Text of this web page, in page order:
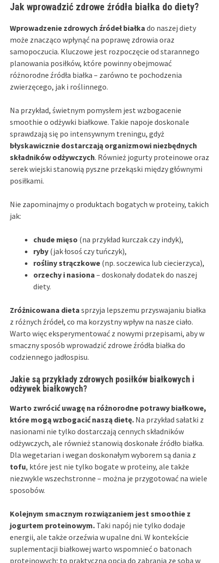
Jak wprowadzić zdrowe źródła białka do diety?
Wprowadzenie zdrowych źródeł białka do naszej diety
może znacząco wpłynąć na poprawę zdrowia oraz
samopoczucia. Kluczowe jest rozpoczęcie od starannego
planowania posiłków, które powinny obejmować
różnorodne źródła białka – zarówno te pochodzenia
zwierzęcego, jak i roślinnego.
Na przykład, świetnym pomysłem jest wzbogacenie
smoothie o odżywki białkowe. Takie napoje doskonale
sprawdzają się po intensywnym treningu, gdyż
błyskawicznie dostarczają organizmowi niezbędnych
składników odżywczych. Również jogurty proteinowe oraz
serek wiejski stanowią pyszne przekąski między głównymi
posiłkami.
Nie zapominajmy o produktach bogatych w proteiny, takich
jak:
chude mięso (na przykład kurczak czy indyk),
ryby (jak łosoś czy tuńczyk),
rośliny strączkowe (np. soczewica lub ciecierzyca),
orzechy i nasiona – doskonały dodatek do naszej
diety.
Zróżnicowana dieta sprzyja lepszemu przyswajaniu białka
z różnych źródeł, co ma korzystny wpływ na nasze ciało.
Warto więc eksperymentować z nowymi przepisami, aby w
smaczny sposób wprowadzić zdrowe źródła białka do
codziennego jadłospisu.
Jakie są przykłady zdrowych posiłków białkowych i
odżywek białkowych?
Warto zwrócić uwagę na różnorodne potrawy białkowe,
które mogą wzbogacić naszą dietę. Na przykład sałatki z
nasionami nie tylko dostarczają cennych składników
odżywczych, ale również stanowią doskonałe źródło białka.
Dla wegetarian i wegan doskonałym wyborem są dania z
tofu, które jest nie tylko bogate w proteiny, ale także
niezwykle wszechstronne – można je przygotować na wiele
sposobów.
Kolejnym smacznym rozwiązaniem jest smoothie z
jogurtem proteinowym. Taki napój nie tylko dodaje
energii, ale także orzeźwia w upalne dni. W kontekście
suplementacji białkowej warto wspomnieć o batonach
proteinowych; to praktyczna opcja do zabrania ze sobą w